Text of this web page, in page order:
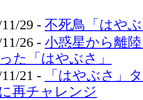
29 - 不死鳥「はや
26 - 小惑星から離
た「はやぶさ」
21 -
「はやぶさ」
再チャレンジ